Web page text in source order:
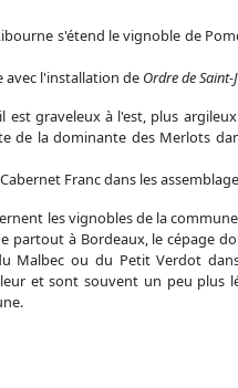
s'étend le vignoble de
avec l'installation de Ordre de Saint-
est graveleux à l'est, plus
de la dominante des Merlots
Franc dans les
les vignobles de la
partout à Bordeaux, le cépage
Malbec ou du Petit Verdot
et sont souvent un peu plus